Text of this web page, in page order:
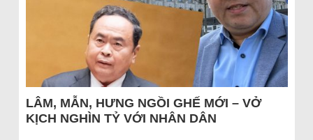
LÂM, MẪN, HƯNG NGỒI GHẾ MỚI – VỞ
KỊCH NGHÌN TỶ VỚI NHÂN DÂN